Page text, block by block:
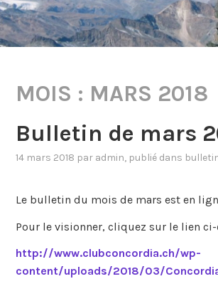
MOIS : MARS 2018
Bulletin de mars
14 mars 2018 par admin, publié dans
Le bulletin du mois de mars est en
Pour le visionner, cliquez sur le lien
http://www.clubconcordia.ch/wp-
content/uploads/2018/03/